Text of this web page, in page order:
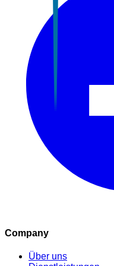
Company
Über uns